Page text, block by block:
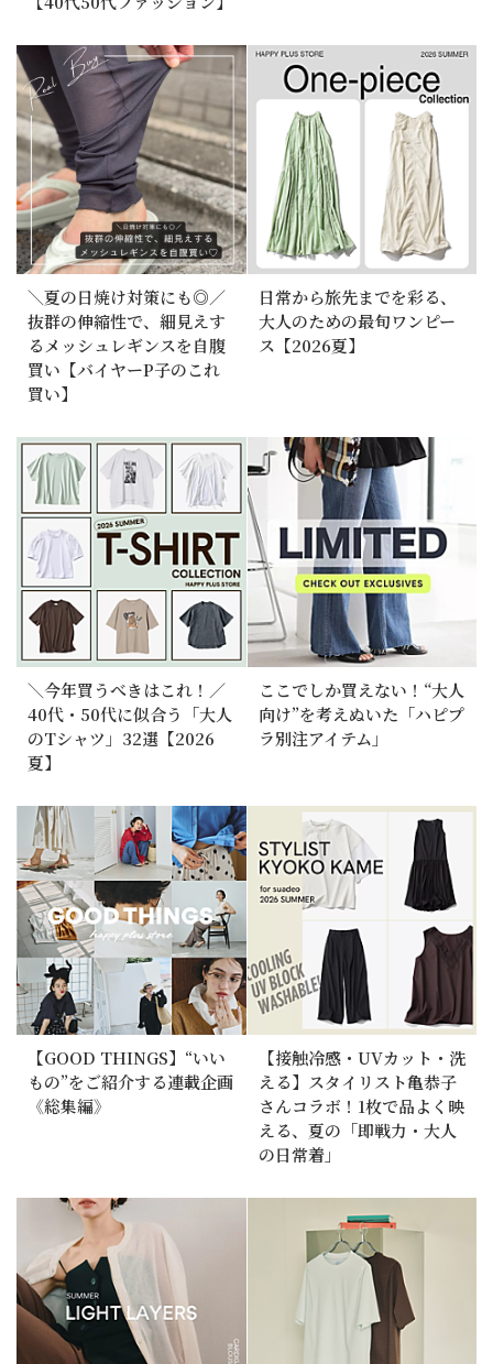
＼夏の日焼け対策にも◎／
抜群の伸縮性で、細見えす
るメッシュレギンスを自腹
買い【バイヤーP子のこれ
買い】
日常から旅先までを彩る、
大人のための最旬ワンピー
ス【2026夏】
＼今年買うべきはこれ！／
40代・50代に似合う「大人
のTシャツ」32選【2026
夏】
ここでしか買えない！“大人
向け”を考えぬいた「ハピプ
ラ別注アイテム」
【GOOD THINGS】“いい
もの”をご紹介する連載企画
《総集編》
【接触冷感・UVカット・洗
える】スタイリスト亀恭子
さんコラボ！1枚で品よく映
える、夏の「即戦力・大人
の日常着」